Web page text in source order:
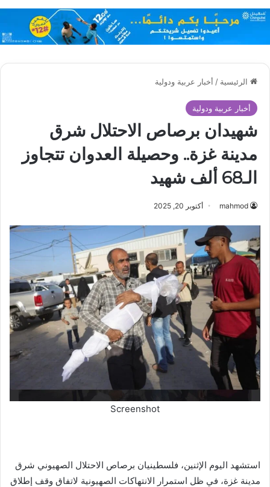
الرئيسية / أخبار عربية ودولية
أخبار عربية ودولية
شهيدان برصاص الاحتلال شرق
مدينة غزة.. وحصيلة العدوان تتجاوز
الـ68 ألف شهيد
mahmod أكتوبر 20, 2025
Screenshot
استشهد اليوم الإثنين، فلسطينيان برصاص الاحتلال الصهيوني شرق
مدينة غزة، في ظل استمرار الانتهاكات الصهيونية لاتفاق وقف إطلاق